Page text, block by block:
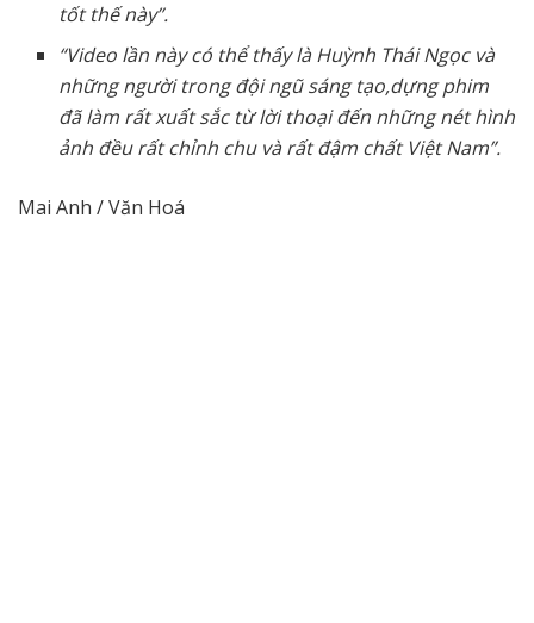
tốt thế này”.
“Video lần này có thể thấy là Huỳnh Thái Ngọc và
những người trong đội ngũ sáng tạo,dựng phim
đã làm rất xuất sắc từ lời thoại đến những nét hình
ảnh đều rất chỉnh chu và rất đậm chất Việt Nam”.
Mai Anh / Văn Hoá